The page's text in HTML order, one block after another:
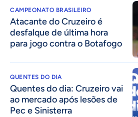
CAMPEONATO BRASILEIRO
Atacante do Cruzeiro é
desfalque de última hora
para jogo contra o Botafogo
QUENTES DO DIA
Quentes do dia: Cruzeiro vai
ao mercado após lesões de
Pec e Sinisterra